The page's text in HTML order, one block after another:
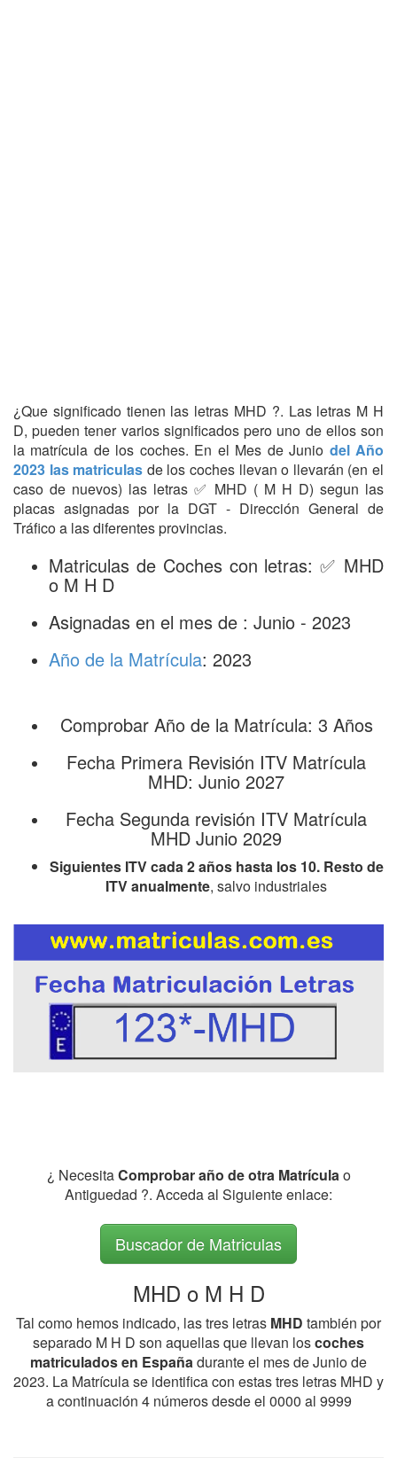
¿Que significado tienen las letras MHD ?. Las letras M H
D, pueden tener varios significados pero uno de ellos son
la matrícula de los coches. En el Mes de Junio del Año
2023 las matriculas de los coches llevan o llevarán (en el
caso de nuevos) las letras ✅ MHD ( M H D) segun las
placas asignadas por la DGT - Dirección General de
Tráfico a las diferentes provincias.
Matriculas de Coches con letras: ✅ MHD
o M H D
Asignadas en el mes de : Junio - 2023
Año de la Matrícula: 2023
Comprobar Año de la Matrícula: 3 Años
Fecha Primera Revisión ITV Matrícula
MHD: Junio 2027
Fecha Segunda revisión ITV Matrícula
MHD Junio 2029
Siguientes ITV cada 2 años hasta los 10. Resto de
ITV anualmente, salvo industriales
¿ NecesitaComprobar año de otra Matrículao
Antiguedad ?. Acceda al Siguiente enlace:
Buscador de Matriculas
MHD o M H D
Tal como hemos indicado, las tres letras MHD también por
separado M H D son aquellas que llevan loscoches
matriculados en Españadurante el mes de Junio de
2023. La Matrícula se identifica con estas tres letras MHD y
a continuación 4 números desde el 0000 al 9999